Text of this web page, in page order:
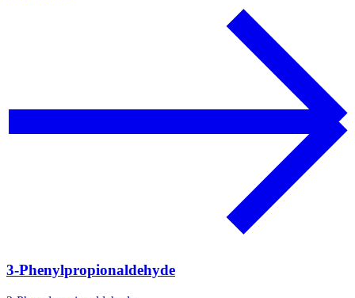
3-Phenylpropionaldehyde